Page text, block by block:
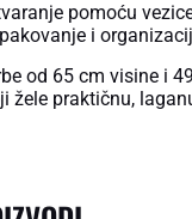
pomoću
i
od 65 cm visine i
žele praktičnu,